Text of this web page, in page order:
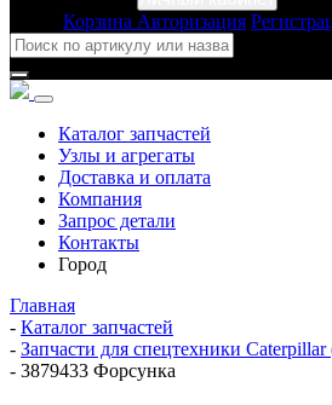
Корзина Авторизация
Каталог запчастей
Узлы и агрегаты
Доставка и оплата
Компания
Запрос детали
Контакты
Город
Главная
- Каталог запчастей
- Запчасти для спецтехники
- 3879433 Форсунка